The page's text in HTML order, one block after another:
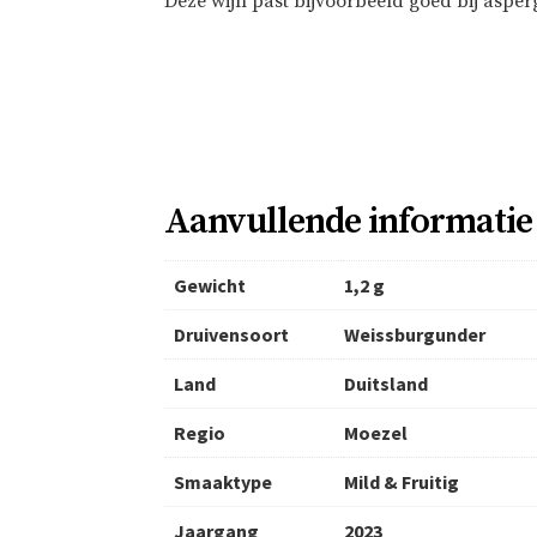
Aanvullende informatie
Gewicht 1,2 g
Druivensoort Weissburgunder
Land Duitsland
Regio Moezel
Smaaktype Mild & Fruitig
Jaargang 2023